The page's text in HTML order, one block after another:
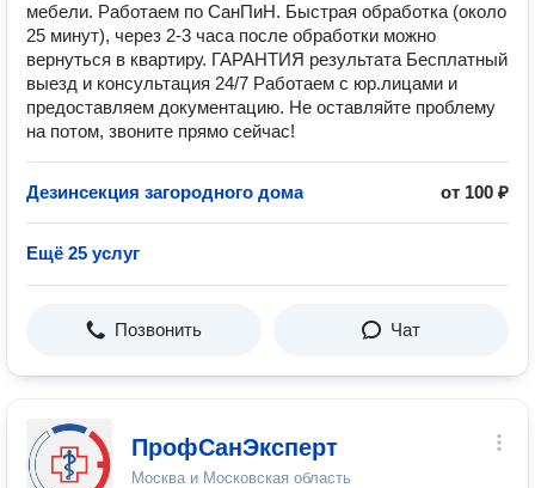
мебели. Работаем по СанПиН. Быстрая обработка (около
25 минут), через 2-3 часа после обработки можно
вернуться в квартиру. ГАРАНТИЯ результата Бесплатный
выезд и консультация 24/7 Работаем с юр.лицами и
предоставляем документацию. Не оставляйте проблему
на потом, звоните прямо сейчас!
Дезинсекция загородного дома от 100 ₽
Ещё 25 услуг
Позвонить Чат
ПрофСанЭксперт
Москва и Московская область